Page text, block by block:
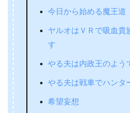
今日から始める魔王道
ヤルオはＶＲで吸血貴
す
やる夫は内政王のよう
やる夫は戦車でハンタ
希望妄想